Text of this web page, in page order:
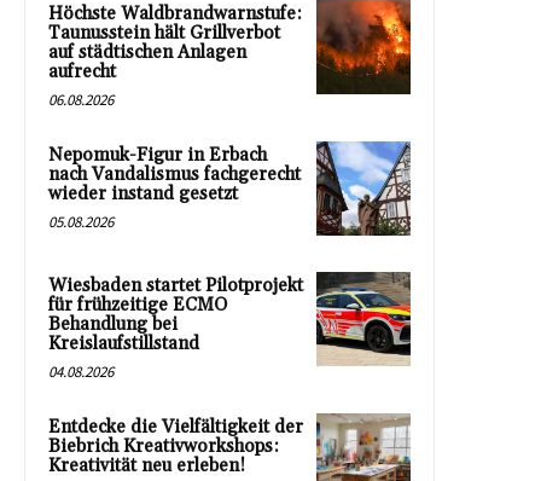
Höchste Waldbrandwarnstufe:
Taunusstein hält Grillverbot
auf städtischen Anlagen
aufrecht
06.08.2026
Nepomuk-Figur in Erbach
nach Vandalismus fachgerecht
wieder instand gesetzt
05.08.2026
Wiesbaden startet Pilotprojekt
für frühzeitige ECMO
Behandlung bei
Kreislaufstillstand
04.08.2026
Entdecke die Vielfältigkeit der
Biebrich Kreativworkshops:
Kreativität neu erleben!